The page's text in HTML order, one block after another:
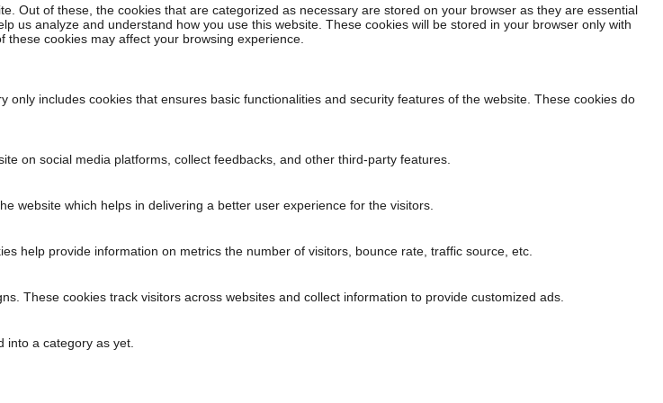
Out of these, the cookies that are categorized as necessary are stored on your browser as they are essential
us analyze and understand how you use this website. These cookies will be stored in your browser only with
cookies may affect your browsing experience.
includes cookies that ensures basic functionalities and security features of the website. These cookies do
on social media platforms, collect feedbacks, and other third-party features.
website which helps in delivering a better user experience for the visitors.
help provide information on metrics the number of visitors, bounce rate, traffic source, etc.
These cookies track visitors across websites and collect information to provide customized ads.
into a category as yet.